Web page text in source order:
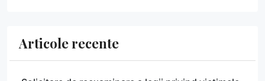
Articole recente